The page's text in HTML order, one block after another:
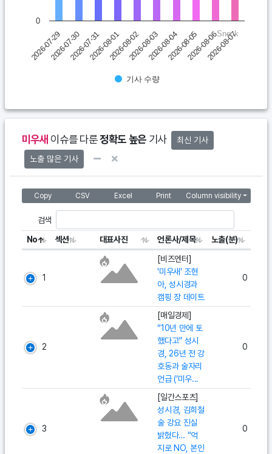
기사 수량
2026-07-292026-07-302026-07-312026-08-012026-08-022026-08-032026-08-042026-08-052026-08-062026-08-07
0
Sneck
미우새 이슈를 다룬정확도 높은 기사
최신 기사
노출 많은 기사
Copy CSV Excel Print Column visibility
검색
No 섹션 대표사진 언론사/제목 노출(분)
1
[비즈엔터]
'미우새' 조현
아, 성시경과
캠핑 장 데이트
0
2
[매일경제]
“10년 만에 토
했다고” 성시
경, 26년 전 강
호동과 술자리
언급 (‘미우...
0
3
[일간스포츠]
성시경, 김희철
술 강요 진실
밝혔다… “억
지로 NO, 본인
0